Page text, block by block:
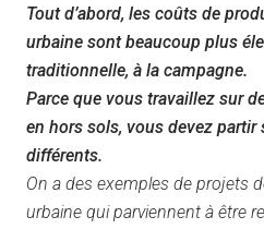
Tout d’abord, les coûts de
urbaine sont beaucoup plus
traditionnelle, à la campagne.
Parce que vous travaillez sur
en hors sols, vous devez
différents.
On a des exemples de projets
urbaine qui parviennent à être